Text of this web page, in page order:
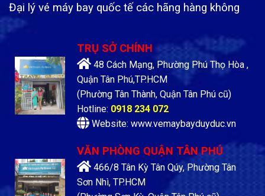
Đại lý vé máy bay quốc tế các hãng hàng không
TRỤ SỞ CHÍNH
48 Cách Mạng, Phường Phú Thọ Hòa ,
Quận Tân Phú,TP.HCM
(Phường Tân Thành, Quận Tân Phú cũ)
Hotline: 0918 234 072
Website: www.vemaybayduyduc.vn
VĂN PHÒNG QUẬN TÂN PHÚ
466/8 Tân Kỳ Tân Qúy, Phường Tân
Sơn Nhì, TP.HCM